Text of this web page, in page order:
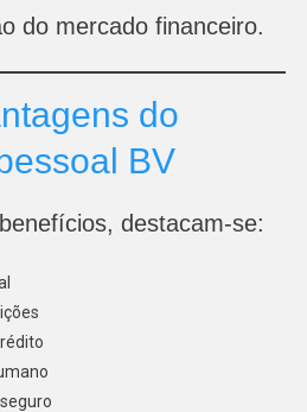
do mercado financeiro.
do
BV
destacam-se: